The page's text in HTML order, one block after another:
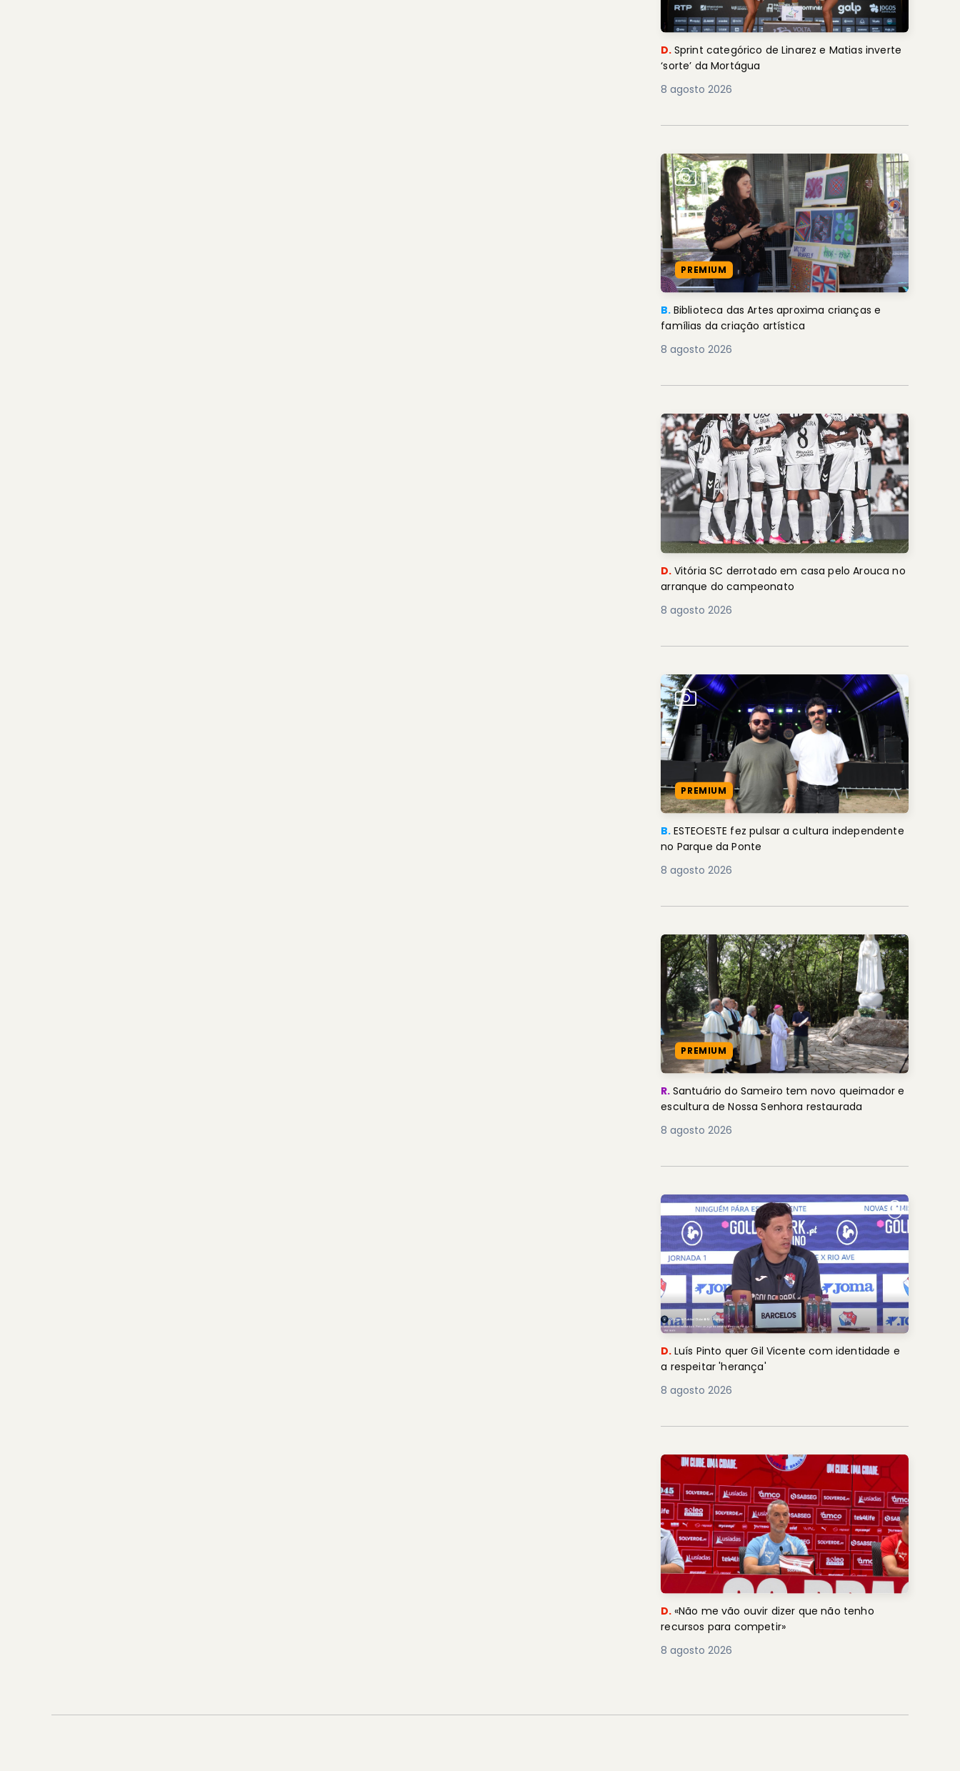
D. Sprint categórico de Linarez e Matias inverte
‘sorte’ da Mortágua
8 agosto 2026
PREMIUM
B. Biblioteca das Artes aproxima crianças e
famílias da criação artística
8 agosto 2026
D. Vitória SC derrotado em casa pelo Arouca no
arranque do campeonato
8 agosto 2026
PREMIUM
B. ESTEOESTE fez pulsar a cultura independente
no Parque da Ponte
8 agosto 2026
PREMIUM
R. Santuário do Sameiro tem novo queimador e
escultura de Nossa Senhora restaurada
8 agosto 2026
D. Luís Pinto quer Gil Vicente com identidade e
a respeitar 'herança'
8 agosto 2026
D. «Não me vão ouvir dizer que não tenho
recursos para competir»
8 agosto 2026